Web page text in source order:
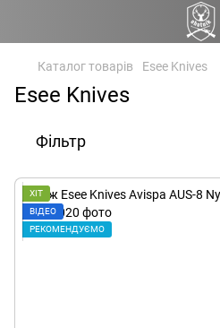
Каталог товарів Esee Knives
Esee Knives
Фільтр
ХІТ
ВІДЕО
РЕКОМЕНДУЄМО